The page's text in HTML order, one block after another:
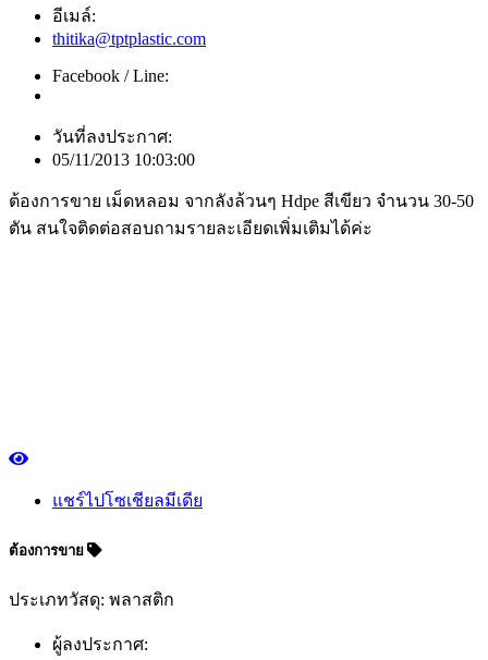
อีเมล์:
thitika@tptplastic.com
Facebook / Line:
วันที่ลงประกาศ:
05/11/2013 10:03:00
ต้องการขาย เม็ดหลอม จากลังล้วนๆ Hdpe สีเขียว จำนวน 30-50
ตัน สนใจติดต่อสอบถามรายละเอียดเพิ่มเติมได้ค่ะ
แชร์ไปโซเชียลมีเดีย
ต้องการขาย
ประเภทวัสดุ: พลาสติก
ผู้ลงประกาศ: